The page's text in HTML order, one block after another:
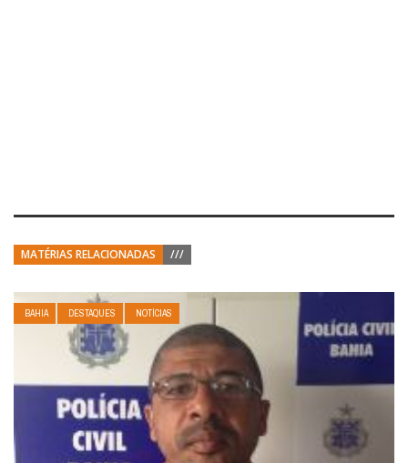
MATÉRIAS RELACIONADAS ///
BAHIA DESTAQUES NOTÍCIAS